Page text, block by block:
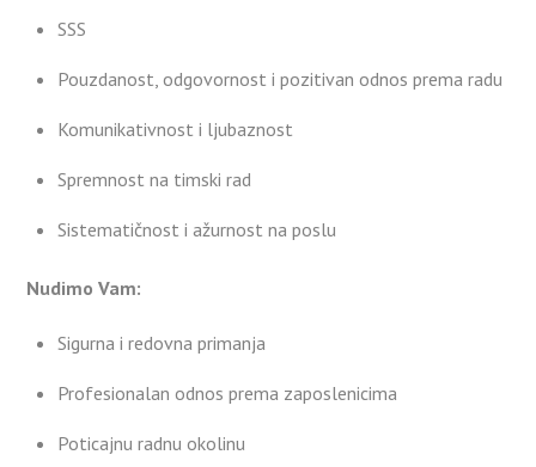
SSS
Pouzdanost, odgovornost i pozitivan odnos prema radu
Komunikativnost i ljubaznost
Spremnost na timski rad
Sistematičnost i ažurnost na poslu
Nudimo Vam:
Sigurna i redovna primanja
Profesionalan odnos prema zaposlenicima
Poticajnu radnu okolinu